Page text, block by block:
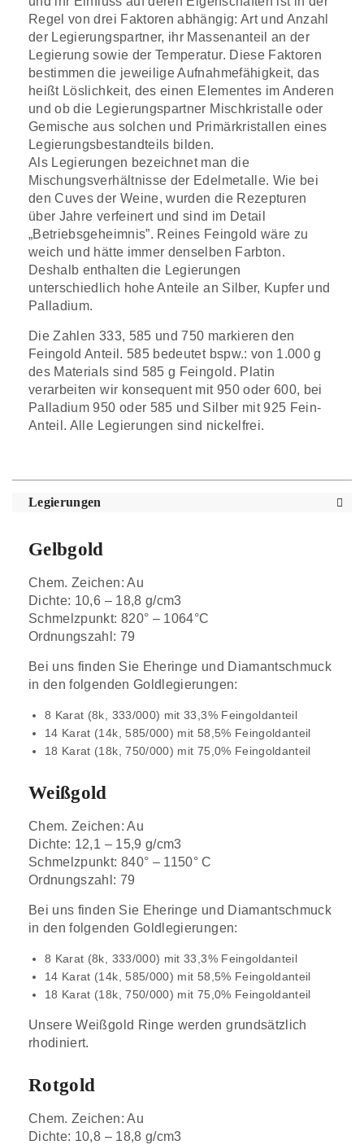
Regel von drei Faktoren abhängig: Art und Anzahl
der Legierungspartner, ihr Massenanteil an der
Legierung sowie der Temperatur. Diese Faktoren
bestimmen die jeweilige Aufnahmefähigkeit, das
heißt Löslichkeit, des einen Elementes im Anderen
und ob die Legierungspartner Mischkristalle oder
Gemische aus solchen und Primärkristallen eines
Legierungsbestandteils bilden.
Als Legierungen bezeichnet man die
Mischungsverhältnisse der Edelmetalle. Wie bei
den Cuves der Weine, wurden die Rezepturen
über Jahre verfeinert und sind im Detail
„Betriebsgeheimnis”. Reines Feingold wäre zu
weich und hätte immer denselben Farbton.
Deshalb enthalten die Legierungen
unterschiedlich hohe Anteile an Silber, Kupfer und
Palladium.
Die Zahlen 333, 585 und 750 markieren den
Feingold Anteil. 585 bedeutet bspw.: von 1.000 g
des Materials sind 585 g Feingold. Platin
verarbeiten wir konsequent mit 950 oder 600, bei
Palladium 950 oder 585 und Silber mit 925 Fein-
Anteil. Alle Legierungen sind nickelfrei.
Legierungen
Gelbgold
Chem. Zeichen: Au
Dichte: 10,6 – 18,8 g/cm3
Schmelzpunkt: 820° – 1064°C
Ordnungszahl: 79
Bei uns finden Sie Eheringe und Diamantschmuck
in den folgenden Goldlegierungen:
8 Karat (8k, 333/000) mit 33,3% Feingoldanteil
14 Karat (14k, 585/000) mit 58,5% Feingoldanteil
18 Karat (18k, 750/000) mit 75,0% Feingoldanteil
Weißgold
Chem. Zeichen: Au
Dichte: 12,1 – 15,9 g/cm3
Schmelzpunkt: 840° – 1150° C
Ordnungszahl: 79
Bei uns finden Sie Eheringe und Diamantschmuck
in den folgenden Goldlegierungen:
8 Karat (8k, 333/000) mit 33,3% Feingoldanteil
14 Karat (14k, 585/000) mit 58,5% Feingoldanteil
18 Karat (18k, 750/000) mit 75,0% Feingoldanteil
Unsere Weißgold Ringe werden grundsätzlich
rhodiniert.
Rotgold
Chem. Zeichen: Au
Dichte: 10,8 – 18,8 g/cm3